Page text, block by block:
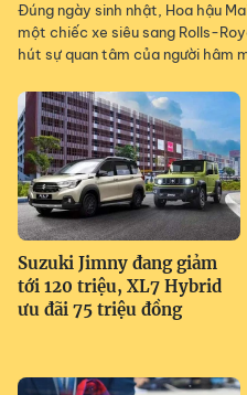
Đúng ngày sinh nhật, Hoa hậu
một chiếc xe siêu sang Rolls-
hút sự quan tâm của người hâm
Suzuki Jimny đang giảm
tới 120 triệu, XL7 Hybrid
ưu đãi 75 triệu đồng